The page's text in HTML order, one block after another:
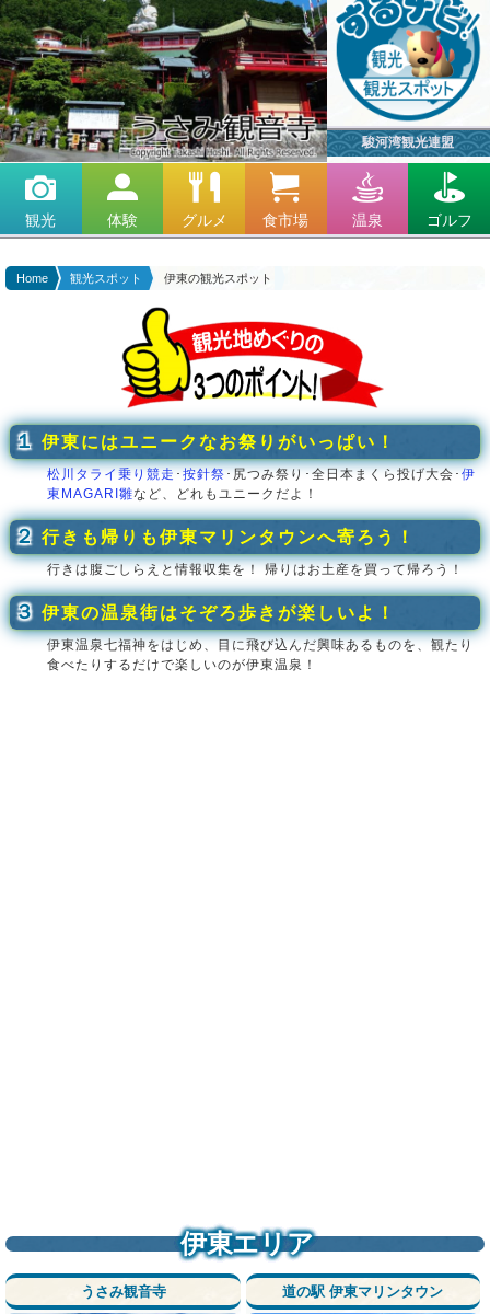
駿河湾観光連盟
観光 体験 グルメ 食市場 温泉 ゴルフ
Home 観光スポット 伊東の観光スポット
１ 伊東にはユニークなお祭りがいっぱい！
松川タライ乗り競走･按針祭･尻つみ祭り･全日本まくら投げ大会･伊
東MAGARI雛など、どれもユニークだよ！
２ 行きも帰りも伊東マリンタウンへ寄ろう！
行きは腹ごしらえと情報収集を！ 帰りはお土産を買って帰ろう！
３ 伊東の温泉街はそぞろ歩きが楽しいよ！
伊東温泉七福神をはじめ、目に飛び込んだ興味あるものを、観たり
食べたりするだけで楽しいのが伊東温泉！
伊東エリア
うさみ観音寺 道の駅 伊東マリンタウン